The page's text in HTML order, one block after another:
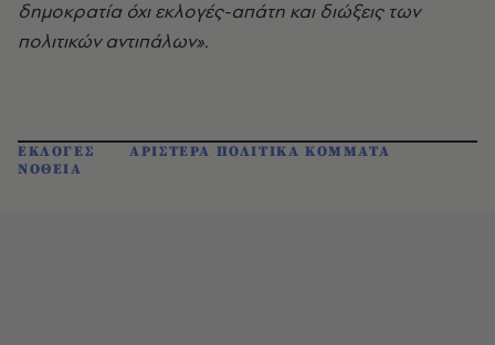
δημοκρατία όχι εκλογές-απάτη και διώξεις των
πολιτικών αντιπάλων».
ΕΚΛΟΓΕΣ
ΑΡΙΣΤΕΡΑ ΠΟΛΙΤΙΚΑ ΚΟΜΜΑΤΑ
ΝΟΘΕΙΑ